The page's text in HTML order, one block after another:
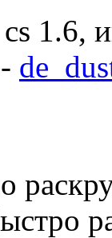
1.6,